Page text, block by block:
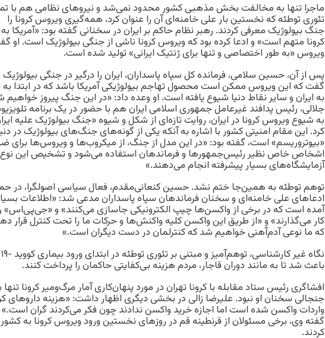
ماجرا تنها به مخالفت بخش مذهبی کشور محدود نمی‌شد و نیروهای نظامی هم با
تئوری توطئه که نخستین بار علی خامنه‌ای آن را عنوان کرد، همه‌گیری ویروس کرونا را
جنگ بیولوژیک معرفی کردند. رهبر نظام حاکم بر ایران در سخنانی گفته بود: «آمریکا
کرونا متهم است» و ادعا کرده بود که ویروس کرونا ناشی از جنگی بیولوژیک است. او
ویروس «به‌ طور اختصاصی و تنها برای ژنتیک ایرانی» تولید شده است.
پس از آن، حسین سلامی، فرمانده کل سپاه پاسداران، ایران را درگیر در جنگی
گفت که این ویروس ممکن است محصول تهاجم بیولوژیکی آمریکا باشد که در ابتدا
به ایران و سایر نقاط دنیا شیوع یافته است. او وعده داد: «در این جنگ پیروز خواهیم
جلالی، رئیس پدافند غیرعامل جمهوری اسلامی ایران هم با حضور در یک برنامه
به شیوع ویروس کرونا در ایران، روایت تازه‌ای از شکل و شیوه «جنگ بیولوژیک علیه
کرد. این مقام امنیتی کشور با اشاره به آنکه یکی از گونه‌های جنگ‌های بیولوژیک در
«بیوتروریسم» است، گفته بود: «در این مدل از جنگ، از میکروب‌ها و ویروس‌ها برای
اشخاص خاص نظیر رئیس‌جمهورها و فرماندهان استفاده می‌شود و تشخیص این نوع
آزمایشگاه‌های بسیار پیشرفته انجام می‌دهند.»
توهم توطئه به همین‌جا ختم نشد. حسین کنعانی‌مقدم، فعال سیاسی اصولگرا، در
ادعاهای علی خامنه‌ای و سخنان فرماندهان سپاه پاسداران مدعی شد: «اطلاعات
آمده است که در برخی از واکسن‌ها چیپ الکترونیکی جاسازی می‌کنند» و «جی‌پی‌اس»
کار می‌گذارند» و «از طریق این واکسن کلیه واکنش‌ها و حرکات ما را تحت کنترل قرار
که ما نوعی آدم‌‌آهنی خواهیم شد که کنترلمان در دست دیگران است.»
باعث شد تا به‌ مانند دوران قاجار، مردم هزینه بی‌کفایتی حاکمان را پرداخت کنند.
افشاگری رئیس ستاد مقابله با کرونا تهران در مورد پنهان‌کاری آمار مرگ‌ومیر کرونا
جنجالی سخنان او نبود. علیرضا زالی در بخشی دیگری اظهار داشت: «هزینه داروهای
واردات واکسن شده است اما اجازه خرید واکسن ندادند چون فکر می‌کردند گران
گفته وی، برخی مسئولان از قرنطینه قم در روزهای نخستین ورود ویروس کرونا به
کردند.